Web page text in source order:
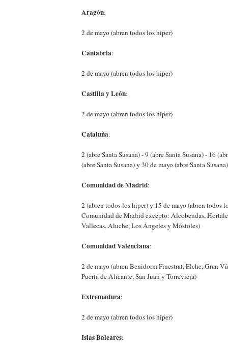
Aragón:
2 de mayo (abren todos los hiper)
Cantabria:
2 de mayo (abren todos los hiper)
Castilla y León:
2 de mayo (abren todos los hiper)
Cataluña:
2 (abre Santa Susana) - 9 (abre Santa Susana) - 16
(abre Santa Susana) y 30 de mayo (abre Santa Susana)
Comunidad de Madrid:
2 (abren todos los hiper) y 15 de mayo (abren todos
Comunidad de Madrid excepto: Alcobendas,
Vallecas, Aluche, Los Ángeles y Móstoles)
Comunidad Valenciana:
2 de mayo (abren Benidorm Finestrat, Elche, Gran
Puerta de Alicante, San Juan y Torrevieja)
Extremadura:
2 de mayo (abren todos los hiper)
Islas Baleares: